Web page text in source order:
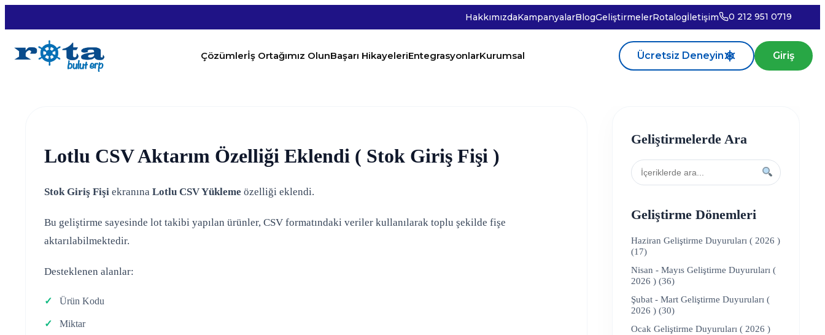
HakkımızdaKampanyalarBlogGeliştirmelerRotalogİletişim 0 212 951 0719
Çözümlerİş Ortağımız OlunBaşarı HikayeleriEntegrasyonlarKurumsal Ücretsiz Deneyin Giriş
Lotlu CSV Aktarım Özelliği Eklendi ( Stok Giriş Fişi )
Stok Giriş Fişi ekranınaLotlu CSV Yükleme özelliği eklendi.
Bu geliştirme sayesinde lot takibi yapılan ürünler, CSV formatındaki veriler kullanılarak toplu şekilde fişe
aktarılabilmektedir.
Desteklenen alanlar:
Ürün Kodu
Miktar
Geliştirmelerde Ara
Geliştirme Dönemleri
Haziran Geliştirme Duyuruları ( 2026 )
(17)
Nisan - Mayıs Geliştirme Duyuruları (
2026 ) (36)
Şubat - Mart Geliştirme Duyuruları (
2026 ) (30)
Ocak Geliştirme Duyuruları ( 2026 )